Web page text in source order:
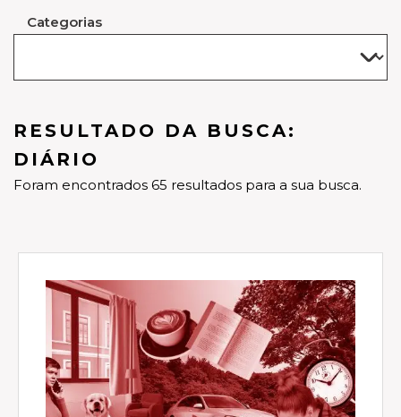
Categorias
RESULTADO DA BUSCA:
DIÁRIO
Foram encontrados 65 resultados para a sua busca.